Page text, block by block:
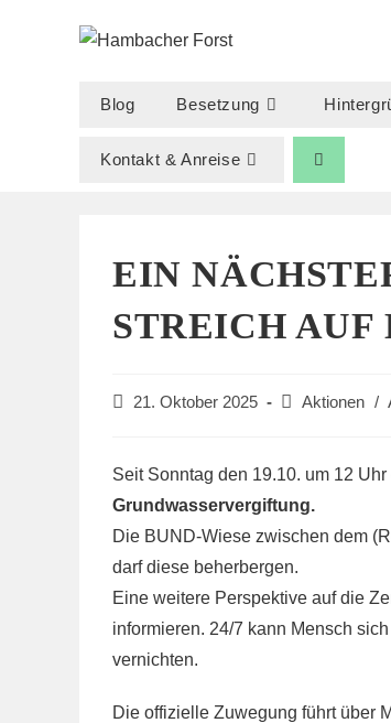
Blog Besetzung
Kontakt & Anreise
EIN
STREICH AUF
Beitrag
21. Oktober 2025
Beitrags-
Aktionen /
Seit Sonntag den 19.10. um 12
Grundwasservergiftung.
Die BUND-Wiese zwischen dem
darf diese beherbergen.
Eine weitere Perspektive auf die
informieren. 24/7 kann Mensch
vernichten.
Die offizielle Zuwegung führt über